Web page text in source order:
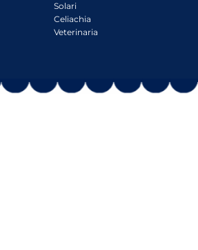
Solari
Celiachia
Veterinaria